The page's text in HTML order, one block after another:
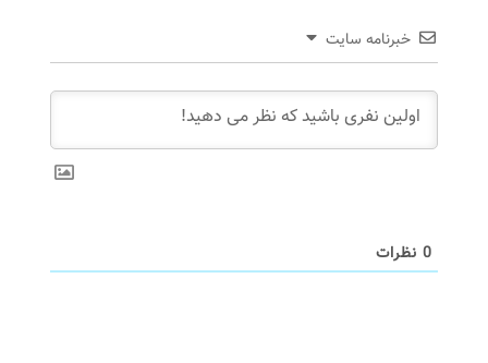
خبرنامه سایت
0نظرات